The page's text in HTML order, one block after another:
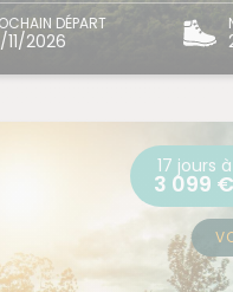
DÉPART
11/2026
17 jours
3 099